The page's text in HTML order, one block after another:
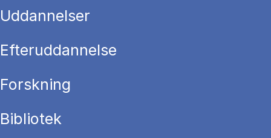
Uddannelser
Efteruddannelse
Forskning
Bibliotek